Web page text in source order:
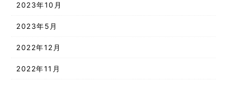
2023年10月
2023年5月
2022年12月
2022年11月